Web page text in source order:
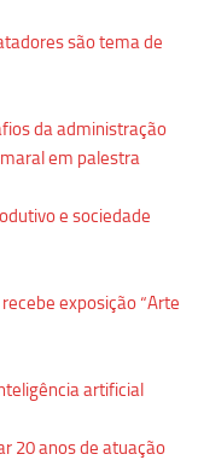
são tema de
da administração
em palestra
e sociedade
exposição “Arte
artificial
20 anos de atuação